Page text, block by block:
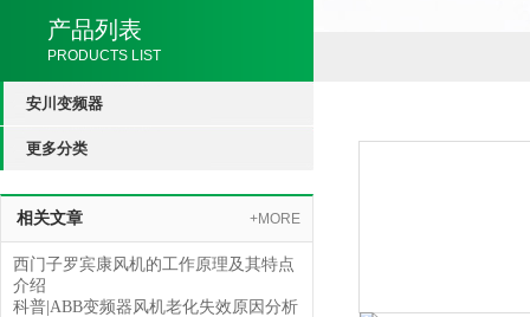
产品列表
PRODUCTS LIST
安川变频器
更多分类
相关文章 +MORE
西门子罗宾康风机的工作原理及其特点
介绍
科普|ABB变频器风机老化失效原因分析